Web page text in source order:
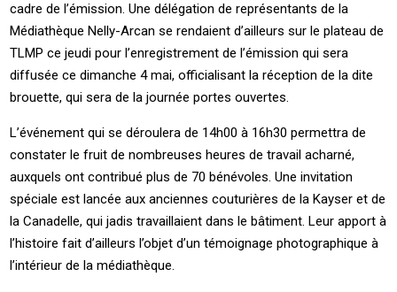
cadre de l’émission. Une délégation de représentants de la
Médiathèque Nelly-Arcan se rendaient d’ailleurs sur le plateau de
TLMP ce jeudi pour l’enregistrement de l’émission qui sera
diffusée ce dimanche 4 mai, officialisant la réception de la dite
brouette, qui sera de la journée portes ouvertes.
L’événement qui se déroulera de 14h00 à 16h30 permettra de
constater le fruit de nombreuses heures de travail acharné,
auxquels ont contribué plus de 70 bénévoles. Une invitation
spéciale est lancée aux anciennes couturières de la Kayser et de
la Canadelle, qui jadis travaillaient dans le bâtiment. Leur apport à
l’histoire fait d’ailleurs l’objet d’un témoignage photographique à
l’intérieur de la médiathèque.